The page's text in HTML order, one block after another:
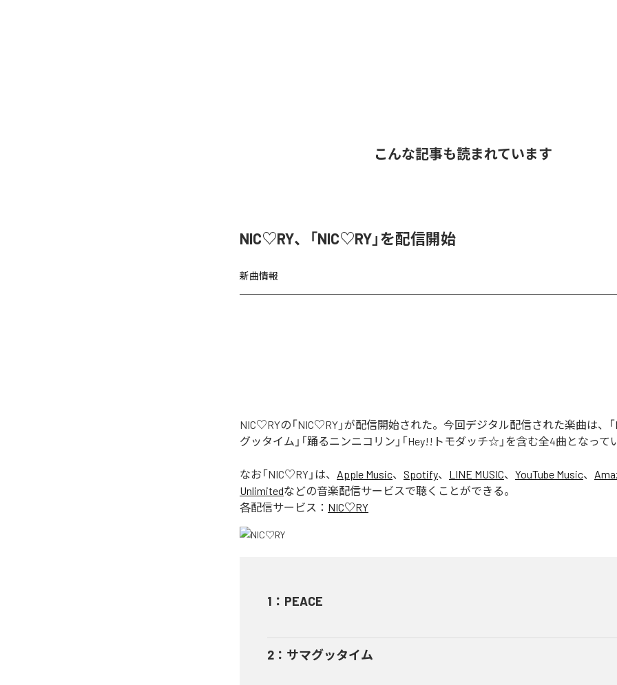
こんな記事も読まれています
NIC♡RY、「NIC♡RY」を配信開始
新曲情報
NIC♡RYの「NIC♡RY」が配信開始された。今回デジタル配信された楽曲は、「
グッタイム」「踊るニンニコリン」「Hey!!トモダッチ☆」を含む全4曲となって
なお「NIC♡RY 」は、 Apple Music、 Spotify、 LINE MUSIC、 YouTube Music、
Unlimitedなどの音楽配信サービスで聴くことができる。
各配信サービス： NIC♡RY
1 ： PEACE
2 ： サマグッタイム